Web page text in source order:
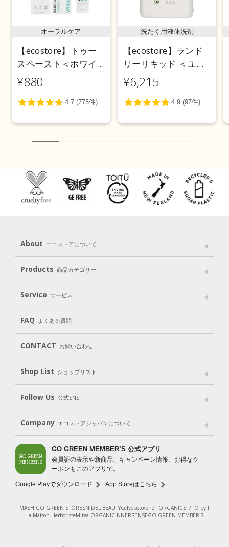
オーラルケア
【ecostore】トゥー
スペースト＜ホワイ
トニング＞ 100g
¥880
洗たく用液体洗剤
【ecostore】ランド
リーリキッド ＜ユー
カリ＞ 5L
¥6,215
About エコストアについて
メッセージ ブランドストーリー
パッケージへのこだわり
動物実験をしない
Products 商品カテゴリー
Laundry
Cleaning Baby Kids
Body（ボディ） Hair（ヘア） Oral care（オーラルケア）
Goods （グッズ）
Gift set
Service サービス
User Guide
Subscription（定期便）
FAQ よくある質問
CONTACT お問い合わせ
Shop List ショップリスト
Shop List
Follow Us 公式SNS
LINE＠ Instagram Facebook
Company エコストアジャパンについて
会社案内 ご利用規約
プライバシーポリシー
特定商取引法に基づく表示
免責事項
法人会員サービス
New Zealand Site
GO GREEN MEMBER’S 公式アプリ
会員証の表示や新商品、キャンペーン情報、お得なク
ーポンもこのアプリで。
Google Playでダウンロード App Storeはこちら
MASH GO GREEN STORESNIDEL BEAUTYCelvoketo/oneF ORGANICS/ O by F
La Maison HerboristeMitea ORGANICINNERSENSEGO GREEN MEMBER'S